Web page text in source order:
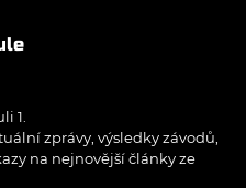
1.
zprávy, výsledky závodů,
na nejnovější články ze